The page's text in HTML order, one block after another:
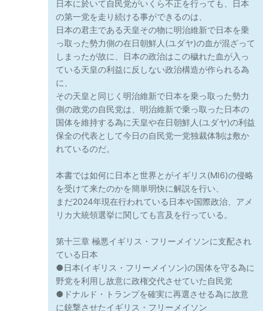
日本に於いて自民党がいくら不正を行っても、日本
の第一党を走り続ける事ができるのは、
日本の君主である天皇その物に明治維新で日本を乗
っ取った勢力側の在日朝鮮人(ユダヤ)の血が混ざって
しまったが故に、日本の政治はこの穢れた血が入っ
ている天皇の利益に反しない政治構造が作られる為
に、
その天皇と同じく明治維新で日本を乗っ取った勢力
側の政党の自民党は、明治維新で乗っ取った日本の
国体を維持する為に天皇や在日朝鮮人(ユダヤ)の利益
保全の代表として今日の自民党一党独裁体制は敷か
れているのだ。
本書では如何に日本と世界とがイギリス(MI6)の侵略
を受けて来たのかを簡単明快に解説を行い、
まだ2024年現在行われている日本や国際政治、アメ
リカ大統領選挙に関しても言及を行っている。
第十三章 極悪イギリス・フリーメイソンに支配され
ている日本
●日本(イギリス・フリーメイソン)の国体を守る為に
野党を利用し故意に政権交代させていた自民党
●ドナルド・トランプを確実に再選させる為に故意
に銃撃させたイギリス・フリーメイソン